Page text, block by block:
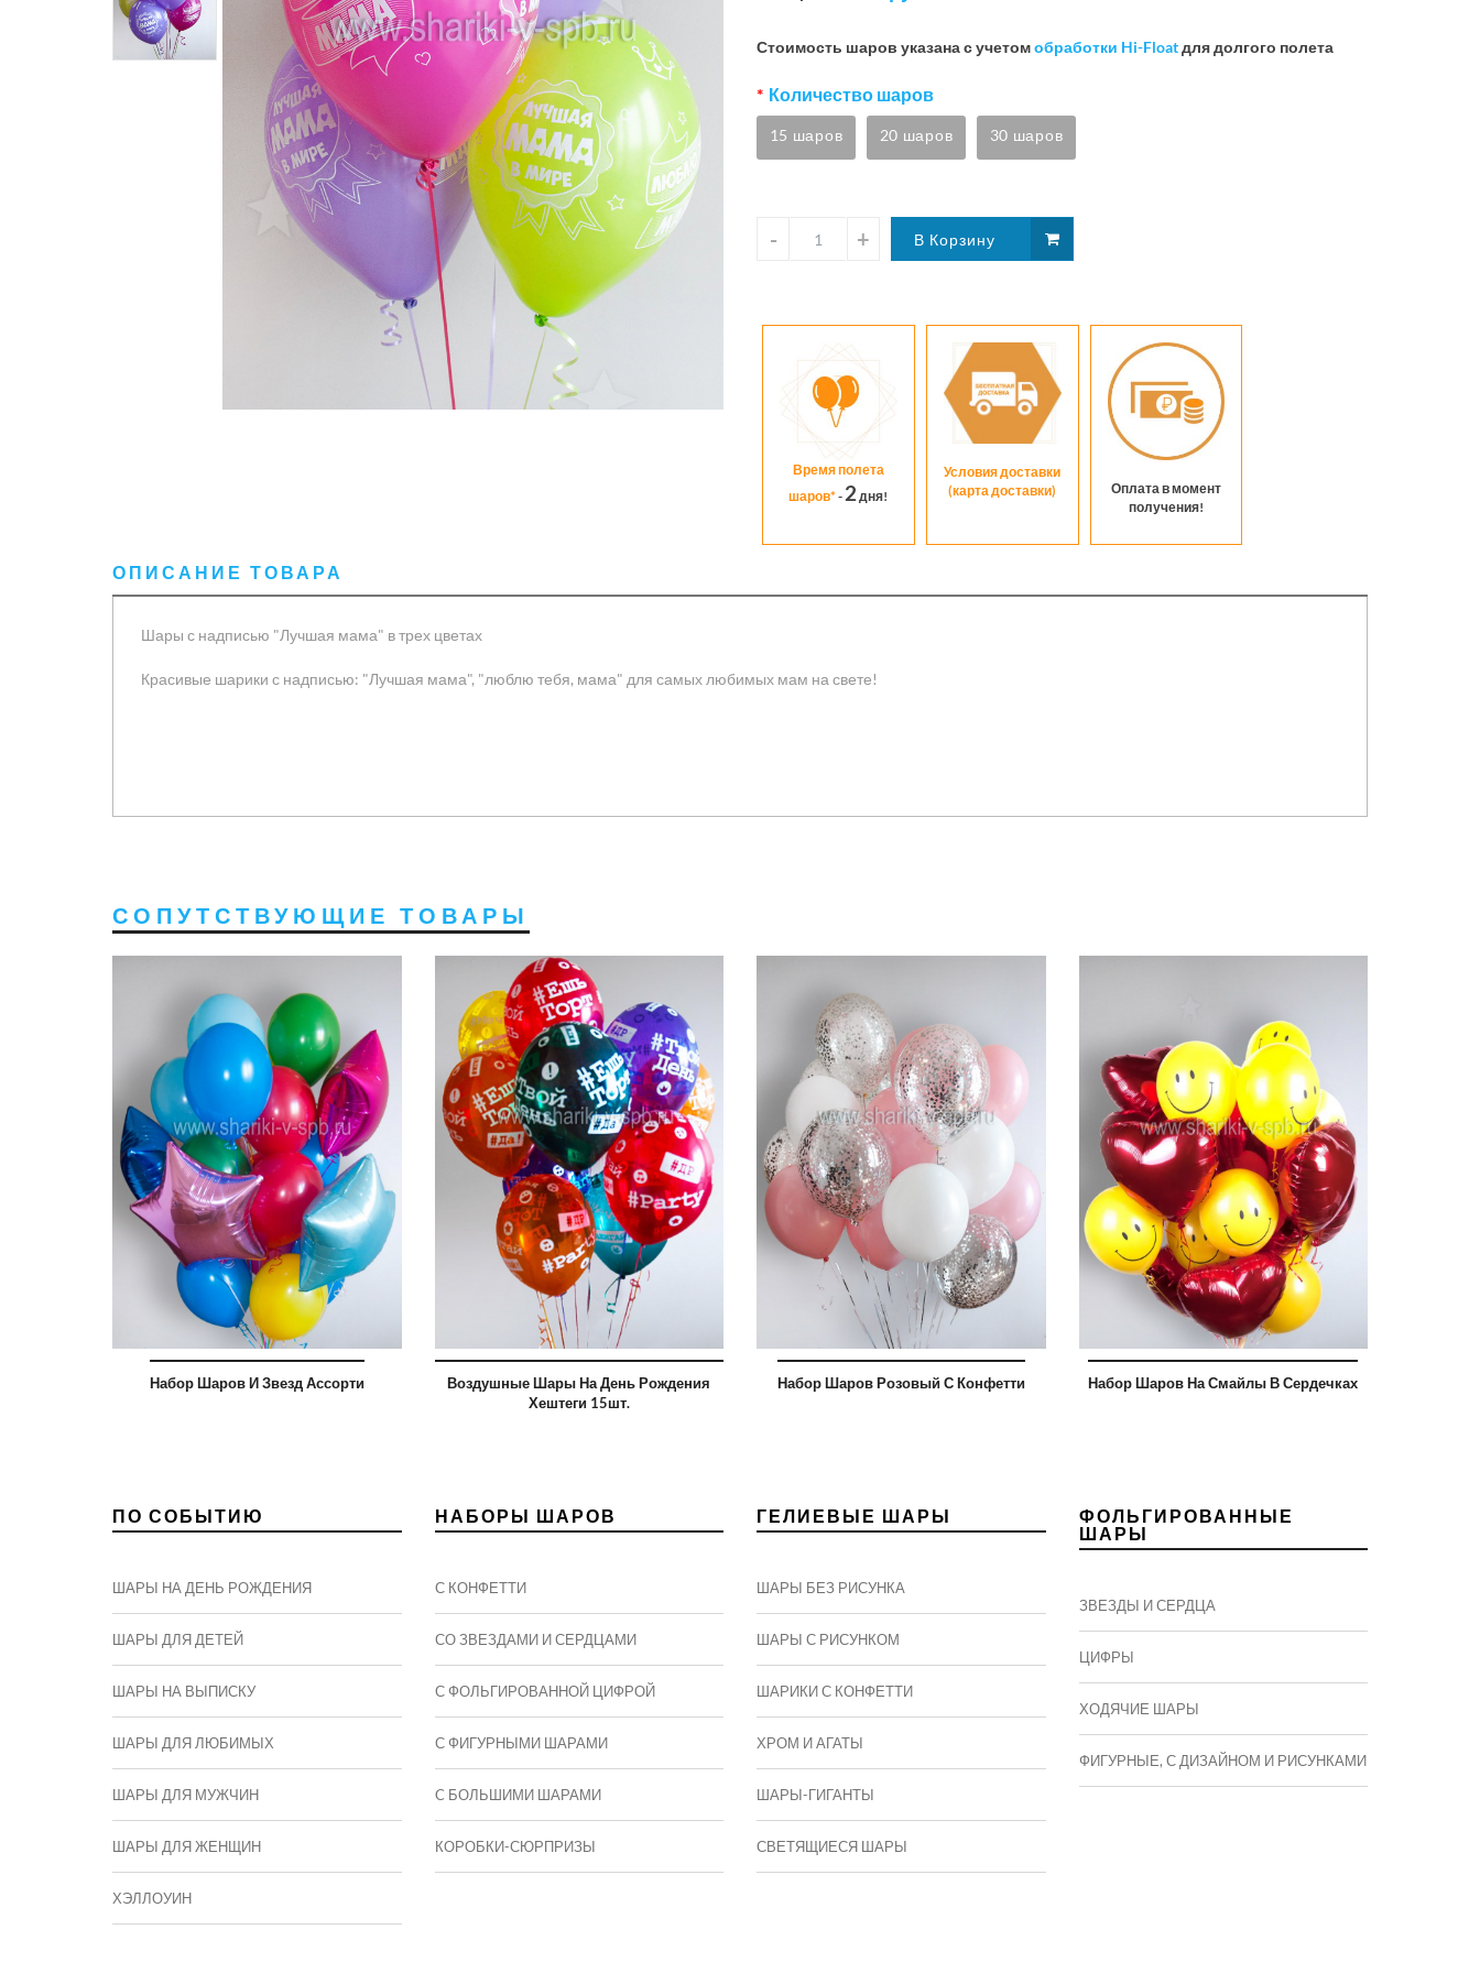
Стоимость шаров указана с учетомобработки Hi-Floatдля долгого полета
Количество шаров
15 шаров 20 шаров 30 шаров
Время полета
шаров*- 2 дня!
Условия доставки
(карта доставки)
Оплата в момент
получения!
ОПИСАНИЕ ТОВАРА
Шары с надписью "Лучшая мама" в трех цветах
Красивые шарики с надписью: "Лучшая мама", "люблю тебя, мама" для самых любимых мам на свете!
СОПУТСТВУЮЩИЕ ТОВАРЫ
Набор Шаров И Звезд Ассорти
Воздушные Шары На День Рождения
Хештеги 15шт.
Набор Шаров Розовый С Конфетти
3400 руб
Набор Шаров На Смайлы В Сердечках
ПО СОБЫТИЮ
ШАРЫ НА ДЕНЬ РОЖДЕНИЯ
ШАРЫ ДЛЯ ДЕТЕЙ
ШАРЫ НА ВЫПИСКУ
ШАРЫ ДЛЯ ЛЮБИМЫХ
ШАРЫ ДЛЯ МУЖЧИН
ШАРЫ ДЛЯ ЖЕНЩИН
ХЭЛЛОУИН
НАБОРЫ ШАРОВ
С КОНФЕТТИ
СО ЗВЕЗДАМИ И СЕРДЦАМИ
С ФОЛЬГИРОВАННОЙ ЦИФРОЙ
С ФИГУРНЫМИ ШАРАМИ
C БОЛЬШИМИ ШАРАМИ
КОРОБКИ-СЮРПРИЗЫ
ГЕЛИЕВЫЕ ШАРЫ
ШАРЫ БЕЗ РИСУНКА
ШАРЫ С РИСУНКОМ
ШАРИКИ С КОНФЕТТИ
ХРОМ И АГАТЫ
ШАРЫ-ГИГАНТЫ
СВЕТЯЩИЕСЯ ШАРЫ
ФОЛЬГИРОВАННЫЕ
ШАРЫ
ЗВЕЗДЫ И СЕРДЦА
ЦИФРЫ
ХОДЯЧИЕ ШАРЫ
ФИГУРНЫЕ, С ДИЗАЙНОМ И РИСУНКАМИ